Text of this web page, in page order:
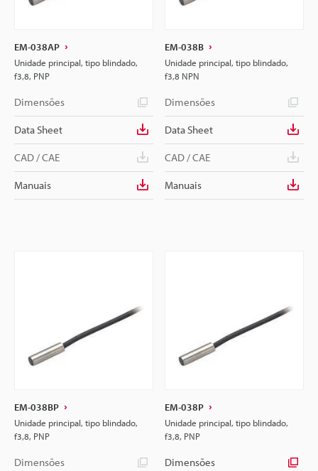
EM-038AP
Unidade principal, tipo blindado,
f3,8, PNP
Dimensões
Data Sheet
CAD / CAE
Manuais
EM-038B
Unidade principal, tipo blindado,
f3,8 NPN
Dimensões
Data Sheet
CAD / CAE
Manuais
EM-038BP
Unidade principal, tipo blindado,
f3,8, PNP
Dimensões
EM-038P
Unidade principal, tipo blindado,
f3,8, PNP
Dimensões